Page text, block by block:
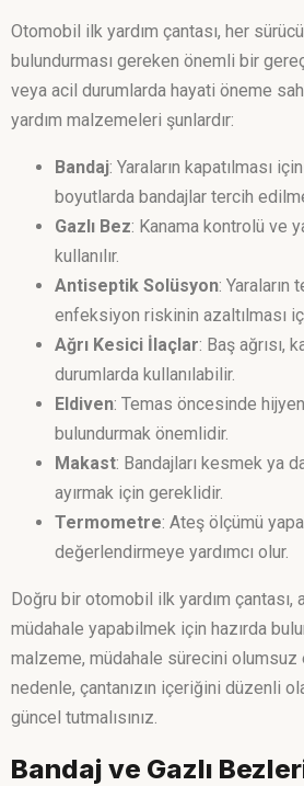
Otomobil ilk yardım çantası, her
bulundurması gereken önemli bir
veya acil durumlarda hayati öneme
yardım malzemeleri şunlardır:
Bandaj: Yaraların kapatılması
boyutlarda bandajlar tercih
Gazlı Bez: Kanama kontrolü ve
kullanılır.
Antiseptik Solüsyon: Yaraların
enfeksiyon riskinin azaltılması
Ağrı Kesici İlaçlar: Baş ağrısı,
durumlarda kullanılabilir.
Eldiven: Temas öncesinde
bulundurmak önemlidir.
Makast: Bandajları kesmek ya
ayırmak için gereklidir.
Termometre: Ateş ölçümü
değerlendirmeye yardımcı olur.
Doğru bir otomobil ilk yardım çantası,
müdahale yapabilmek için hazırda
malzeme, müdahale sürecini olumsuz
nedenle, çantanızın içeriğini düzenli
güncel tutmalısınız.
Bandaj ve Gazlı